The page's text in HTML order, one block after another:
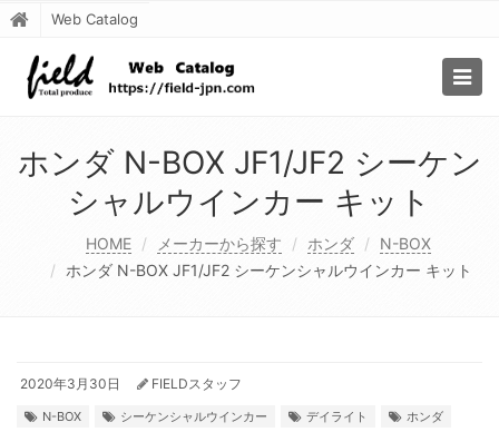
Web Catalog
ホンダ N-BOX JF1/JF2 シーケン
シャルウインカー キット
HOME メーカーから探す ホンダ
N-BOX
ホンダ N-BOX JF1/JF2 シーケンシャルウインカー キット
2020年3月30日 FIELDスタッフ
N-BOX シーケンシャルウインカー デイライト ホンダ